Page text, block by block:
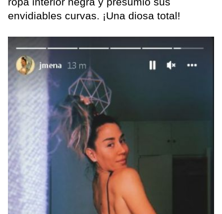
envidiables curvas. ¡Una diosa total!